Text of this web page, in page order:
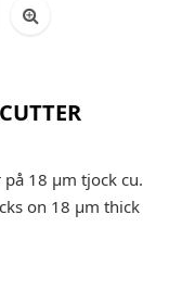
18 µm tjock cu.
on 18 µm thick